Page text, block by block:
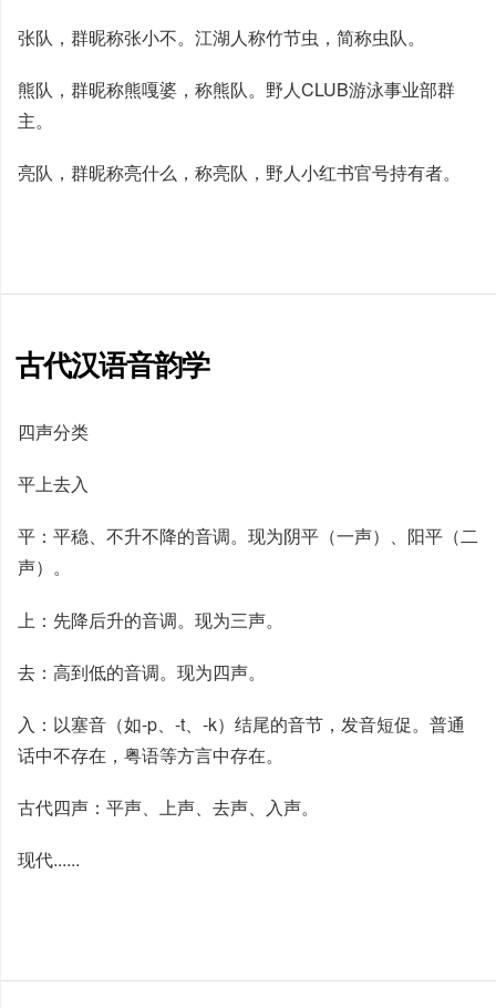
张队，群昵称张小不。江湖人称竹节虫，简称虫队。
熊队，群昵称熊嘎婆，称熊队。野人CLUB游泳事业部群
主。
亮队，群昵称亮什么，称亮队，野人小红书官号持有者。
古代汉语音韵学
四声分类
平上去入
平：平稳、不升不降的音调。现为阴平（一声）、阳平（二
声）。
上：先降后升的音调。现为三声。
去：高到低的音调。现为四声。
入：以塞音（如-p、-t、-k）结尾的音节，发音短促。普通
话中不存在，粤语等方言中存在。
古代四声：平声、上声、去声、入声。
现代......